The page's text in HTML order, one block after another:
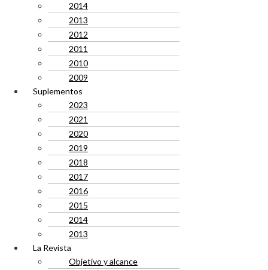
2014
2013
2012
2011
2010
2009
Suplementos
2023
2021
2020
2019
2018
2017
2016
2015
2014
2013
La Revista
Objetivo y alcance